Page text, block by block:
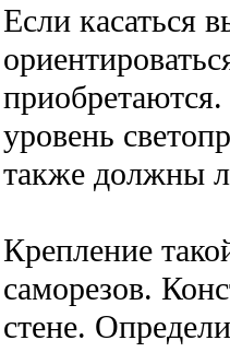
Если касаться
уровень
также должны
Крепление
саморезов.
стене.